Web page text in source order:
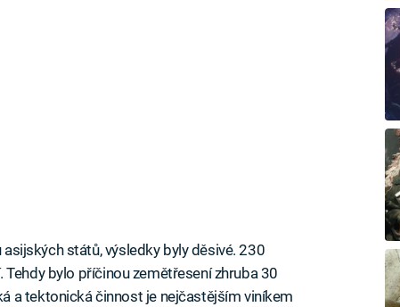
asijských států, výsledky byly děsivé. 230
bylo příčinou zemětřesení zhruba 30
a tektonická činnost je nejčastějším viníkem